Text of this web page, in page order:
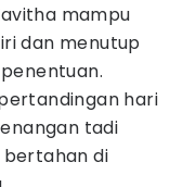
mampu
dan menutup
hari
tadi
di